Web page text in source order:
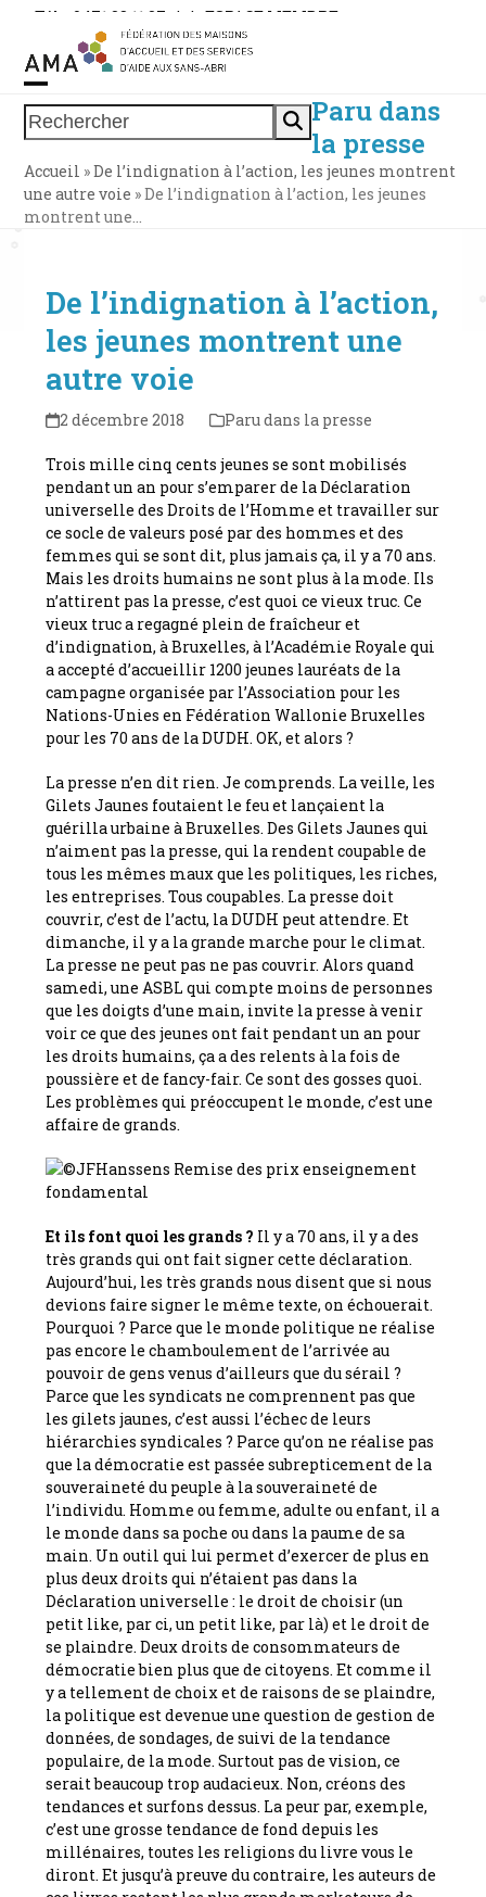
Skip
content
Tél. : 0471 38 11 37 | | ESPACE MEMBRE
Rechercher
Open
mobile
menu
Close
mobile
menu
Paru dans
la presse
Accueil »De l’indignation à l’action, les jeunes montrent
une autre voie »De l’indignation à l’action, les jeunes
montrent une…
De l’indignation à l’action,
les jeunes montrent une
autre voie
2 décembre 2018 Paru dans la presse
Trois mille cinq cents jeunes se sont mobilisés
pendant un an pour s’emparer de la Déclaration
universelle des Droits de l’Homme et travailler sur
ce socle de valeurs posé par des hommes et des
femmes qui se sont dit, plus jamais ça, il y a 70 ans.
Mais les droits humains ne sont plus à la mode. Ils
n’attirent pas la presse, c’est quoi ce vieux truc. Ce
vieux truc a regagné plein de fraîcheur et
d’indignation, à Bruxelles, à l’Académie Royale qui
a accepté d’accueillir 1200 jeunes lauréats de la
campagne organisée par l’Association pour les
Nations-Unies en Fédération Wallonie Bruxelles
pour les 70 ans de la DUDH. OK, et alors ?
La presse n’en dit rien. Je comprends. La veille, les
Gilets Jaunes foutaient le feu et lançaient la
guérilla urbaine à Bruxelles. Des Gilets Jaunes qui
n’aiment pas la presse, qui la rendent coupable de
tous les mêmes maux que les politiques, les riches,
les entreprises. Tous coupables. La presse doit
couvrir, c’est de l’actu, la DUDH peut attendre. Et
dimanche, il y a la grande marche pour le climat.
La presse ne peut pas ne pas couvrir. Alors quand
samedi, une ASBL qui compte moins de personnes
que les doigts d’une main, invite la presse à venir
voir ce que des jeunes ont fait pendant un an pour
les droits humains, ça a des relents à la fois de
poussière et de fancy-fair. Ce sont des gosses quoi.
Les problèmes qui préoccupent le monde, c’est une
affaire de grands.
Et ils font quoi les grands ? Il y a 70 ans, il y a des
très grands qui ont fait signer cette déclaration.
Aujourd’hui, les très grands nous disent que si nous
devions faire signer le même texte, on échouerait.
Pourquoi ? Parce que le monde politique ne réalise
pas encore le chamboulement de l’arrivée au
pouvoir de gens venus d’ailleurs que du sérail ?
Parce que les syndicats ne comprennent pas que
les gilets jaunes, c’est aussi l’échec de leurs
hiérarchies syndicales ? Parce qu’on ne réalise pas
que la démocratie est passée subrepticement de la
souveraineté du peuple à la souveraineté de
l’individu. Homme ou femme, adulte ou enfant, il a
le monde dans sa poche ou dans la paume de sa
main. Un outil qui lui permet d’exercer de plus en
plus deux droits qui n’étaient pas dans la
Déclaration universelle : le droit de choisir (un
petit like, par ci, un petit like, par là) et le droit de
se plaindre. Deux droits de consommateurs de
démocratie bien plus que de citoyens. Et comme il
y a tellement de choix et de raisons de se plaindre,
la politique est devenue une question de gestion de
données, de sondages, de suivi de la tendance
populaire, de la mode. Surtout pas de vision, ce
serait beaucoup trop audacieux. Non, créons des
tendances et surfons dessus. La peur par, exemple,
c’est une grosse tendance de fond depuis les
millénaires, toutes les religions du livre vous le
diront. Et jusqu’à preuve du contraire, les auteurs de